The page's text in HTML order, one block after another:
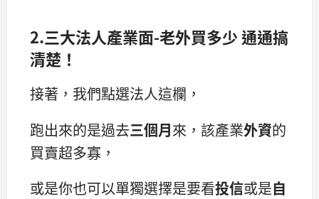
2.三大法人產業面-老外買多少 通通搞
清楚！
接著，我們點選法人這欄，
跑出來的是過去三個月來，該產業外資的
買賣超多寡，
或是你也可以單獨選擇是要看投信或是自